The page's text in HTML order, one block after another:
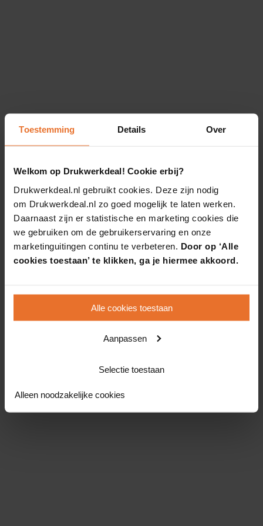
Toestemming Details Over
Welkom op Drukwerkdeal! Cookie erbij?
Drukwerkdeal.nl gebruikt cookies. Deze zijn nodig
om Drukwerkdeal.nl zo goed mogelijk te laten werken.
Daarnaast zijn er statistische en marketing cookies die
we gebruiken om de gebruikerservaring en onze
marketinguitingen continu te verbeteren. Door op ‘Alle
cookies toestaan’ te klikken, ga je hiermee akkoord.
Alle cookies toestaan
Aanpassen
Selectie toestaan
Alleen noodzakelijke cookies